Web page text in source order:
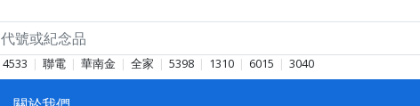
4533 聯電 華南金 全家 5398 1310 6015 3040